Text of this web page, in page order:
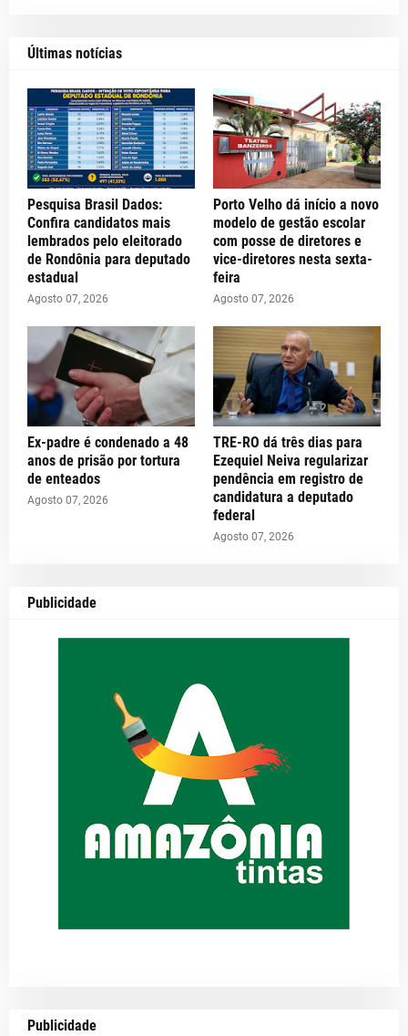
Últimas notícias
Pesquisa Brasil Dados:
Confira candidatos mais
lembrados pelo eleitorado
de Rondônia para deputado
estadual
Agosto 07, 2026
Porto Velho dá início a novo
modelo de gestão escolar
com posse de diretores e
vice-diretores nesta sexta-
feira
Agosto 07, 2026
Ex-padre é condenado a 48
anos de prisão por tortura
de enteados
Agosto 07, 2026
TRE-RO dá três dias para
Ezequiel Neiva regularizar
pendência em registro de
candidatura a deputado
federal
Agosto 07, 2026
Publicidade
Publicidade